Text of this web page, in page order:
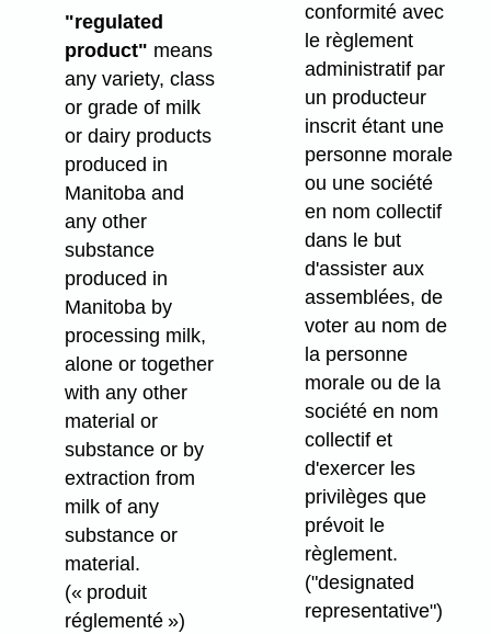
"regulated
product" means
any variety, class
or grade of milk
or dairy products
produced in
Manitoba and
any other
substance
produced in
Manitoba by
processing milk,
alone or together
with any other
material or
substance or by
extraction from
milk of any
substance or
material.
(« produit
réglementé »)
conformité avec
le règlement
administratif par
un producteur
inscrit étant une
personne morale
ou une société
en nom collectif
dans le but
d'assister aux
assemblées, de
voter au nom de
la personne
morale ou de la
société en nom
collectif et
d'exercer les
privilèges que
prévoit le
règlement.
("designated
representative")